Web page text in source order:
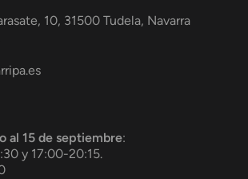
10, 31500 Tudela, Navarra
al 15 de septiembre:
y 17:00-20:15.